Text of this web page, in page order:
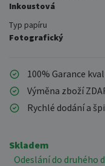
Inkoustová
Typ papíru
Fotografický
100% Garance
Výměna zboží
Rychlé dodání a
Skladem
Odeslání do druhého